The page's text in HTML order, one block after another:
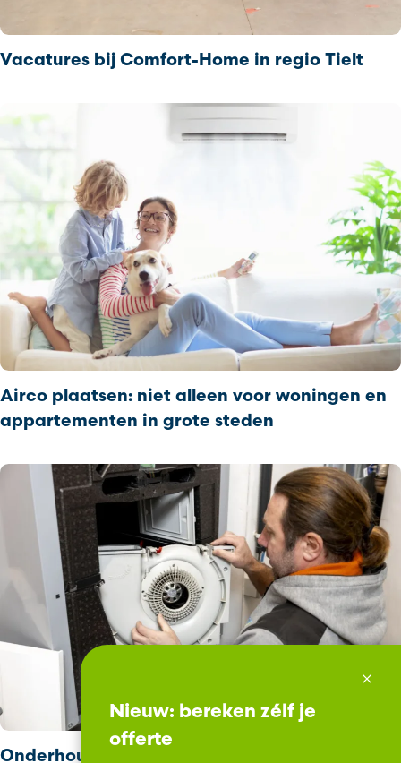
Vacatures bij Comfort‑Home in regio Tielt
Airco plaatsen: niet alleen voor woningen en
appartementen in grote steden
Onderhoud van ventilatiesystemen in West‑
Nieuw: bereken zélf je
offerte